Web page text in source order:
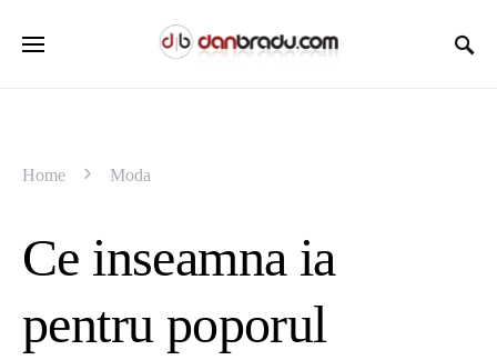
Home Moda
Ce inseamna ia
pentru poporul